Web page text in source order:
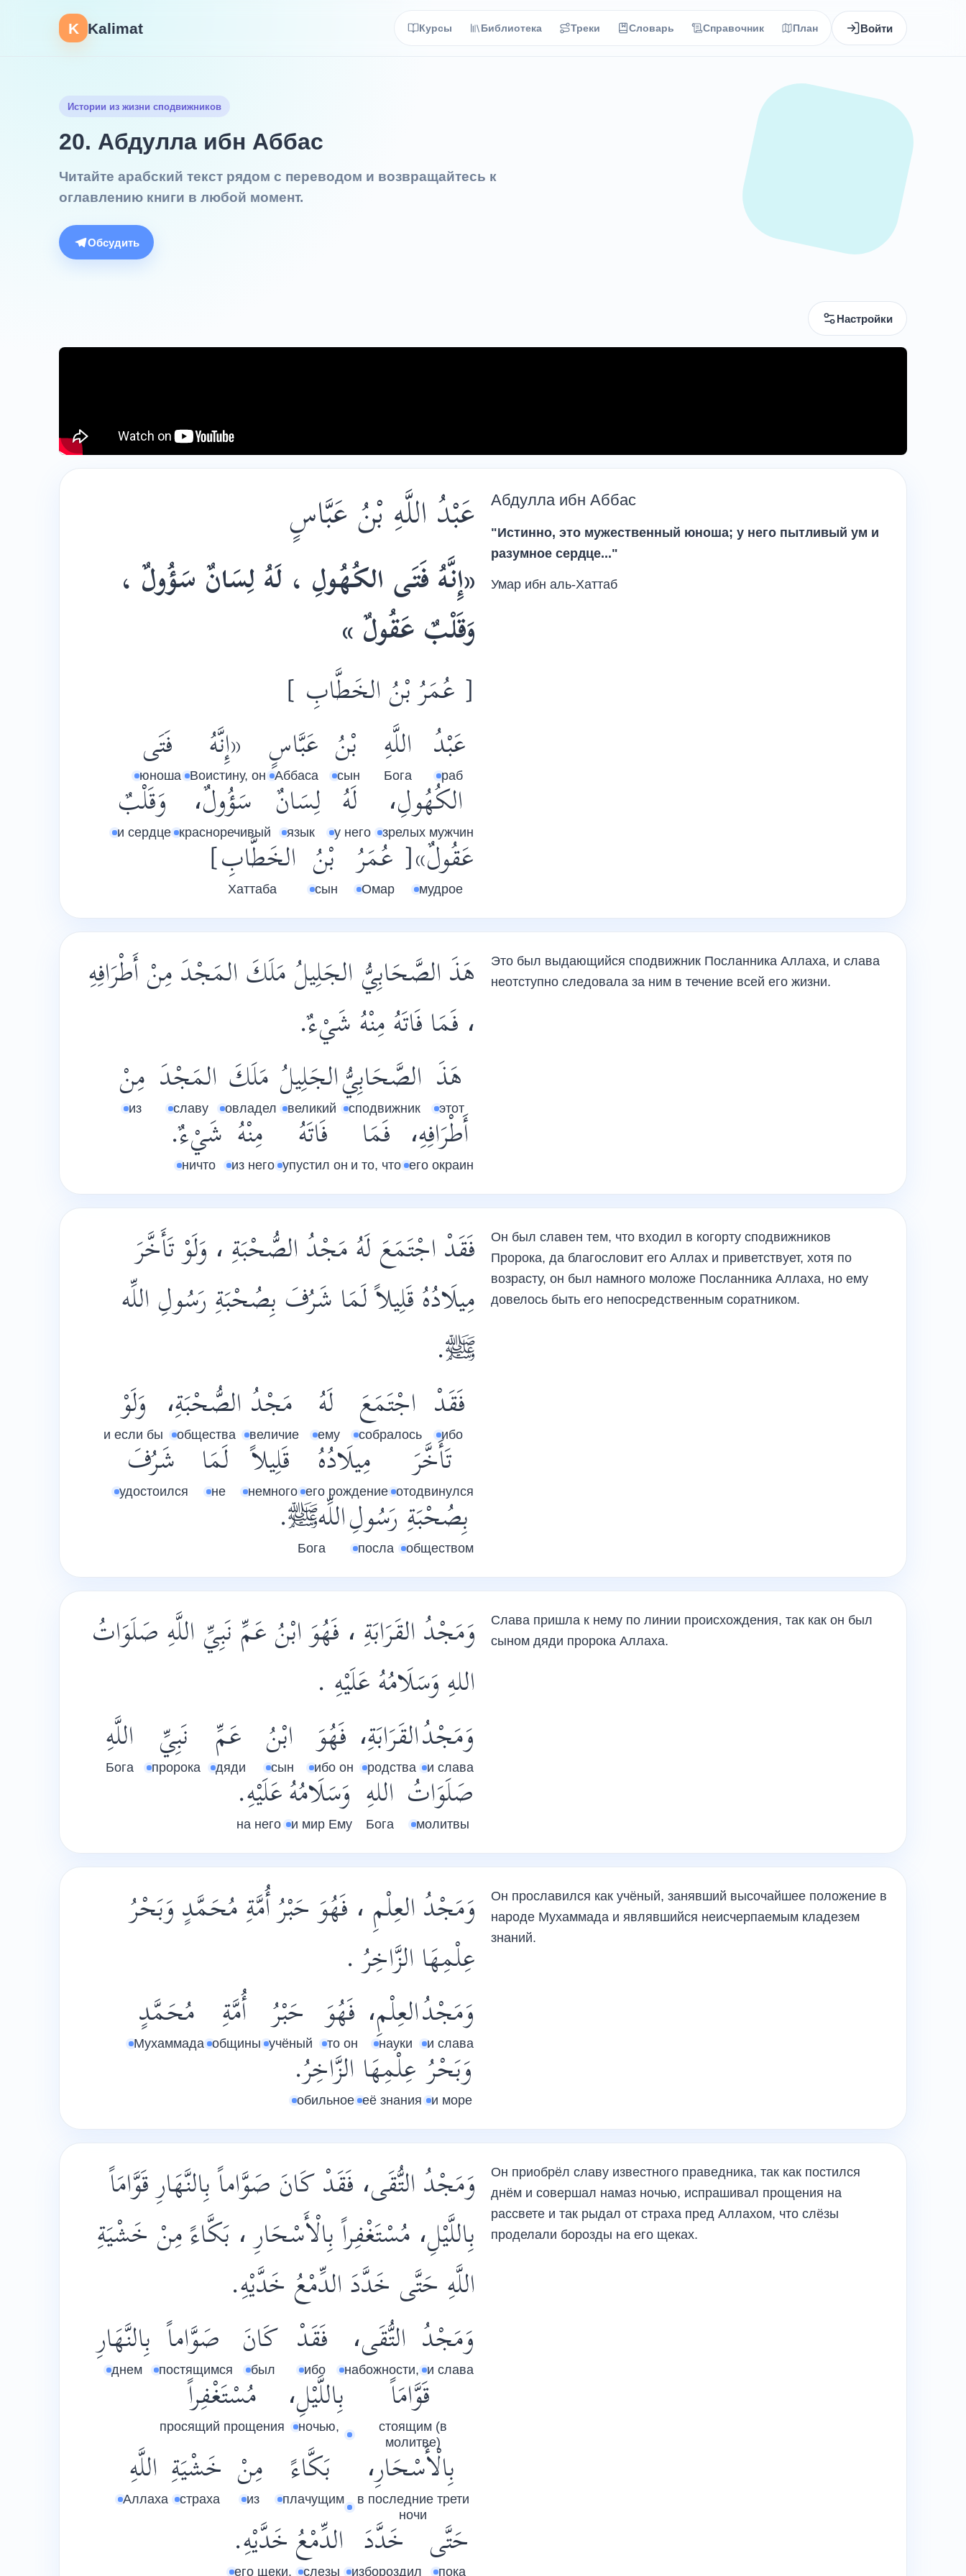
K Kalimat Курсы Библиотека Треки Словарь Справочник План Войти
Истории из жизни сподвижников
20. Абдулла ибн Аббас
Читайте арабский текст рядом с переводом и возвращайтесь к
оглавлению книги в любой момент.
Обсудить
Настройки
عَبْدُ اللَّهِ بْنُ عَبَّاسٍ
«إِنَّهُ فَتَى الكُهُولِ ، لَهُ لِسَانٌ سَؤُولٌ ،
وَقَلْبٌ عَقُولٌ »
[ عُمَرُ بْنُ الخَطَّابِ ]
عَبْدُ
раб
اللَّهِ
Бога
بْنُ
сын
عَبَّاسٍ
Аббаса
«إِنَّهُ
Воистину, он
فَتَى
юноша
الكُهُولِ،
зрелых мужчин
لَهُ
у него
لِسَانٌ
язык
سَؤُولٌ،
красноречивый
وَقَلْبٌ
и сердце
عَقُولٌ»[
мудрое
عُمَرُ
Омар
بْنُ
сын
الخَطَّابِ]
Хаттаба
Абдулла ибн Аббас
"Истинно, это мужественный юноша; у него пытливый ум и
разумное сердце..."
Умар ибн аль-Хаттаб
هَذَ الصَّحَابِيُّ الجَلِيلُ مَلَكَ المَجْدَ مِنْ أَطْرَافِهِ
، فَمَا فَاتَهُ مِنْهُ شَيْءٌ.
هَذَ
этот
الصَّحَابِيُّ
сподвижник
الجَلِيلُ
великий
مَلَكَ
овладел
المَجْدَ
славу
مِنْ
из
أَطْرَافِهِ،
его окраин
فَمَا
и то, что
فَاتَهُ
упустил он
مِنْهُ
из него
شَيْءٌ.
ничто
Это был выдающийся сподвижник Посланника Аллаха, и слава
неотступно следовала за ним в течение всей его жизни.
فَقَدْ اجْتَمَعَ لَهُ مَجْدُ الصُّحْبَةِ ، وَلَوْ تَأَخَّرَ
مِيلَادُهُ قَلِيلاً لَمَا شَرُفَ بِصُحْبَةِ رَسُولِ اللِّه
ﷺ.
فَقَدْ
ибо
اجْتَمَعَ
собралось
لَهُ
ему
مَجْدُ
величие
الصُّحْبَةِ،
общества
وَلَوْ
и если бы
تَأَخَّرَ
отодвинулся
مِيلَادُهُ
его рождение
قَلِيلاً
немного
لَمَا
не
شَرُفَ
удостоился
بِصُحْبَةِ
обществом
رَسُولِ
посла
اللِّهﷺ.
Бога
Он был славен тем, что входил в когорту сподвижников
Пророка, да благословит его Аллах и приветствует, хотя по
возрасту, он был намного моложе Посланника Аллаха, но ему
довелось быть его непосредственным соратником.
وَمَجْدُ القَرَابَةِ ، فَهُوَ ابْنُ عَمِّ نَبِيِّ اللَّهِ صَلَوَاتُ
اللهِ وَسَلَامُهُ عَلَيْهِ .
وَمَجْدُ
и слава
القَرَابَةِ،
родства
فَهُوَ
ибо он
ابْنُ
сын
عَمِّ
дяди
نَبِيِّ
пророка
اللَّهِ
Бога
صَلَوَاتُ
молитвы
اللهِ
Бога
وَسَلَامُهُ
и мир Ему
عَلَيْهِ.
на него
Слава пришла к нему по линии происхождения, так как он был
сыном дяди пророка Аллаха.
وَمَجْدُ العِلْمِ ، فَهُوَ حَبْرُ أُمَّةِ مُحَمَّدٍ وَبَحْرُ
عِلْمِهَا الزَّاخِرُ .
وَمَجْدُ
и слава
العِلْمِ،
науки
فَهُوَ
то он
حَبْرُ
учёный
أُمَّةِ
общины
مُحَمَّدٍ
Мухаммада
وَبَحْرُ
и море
عِلْمِهَا
её знания
الزَّاخِرُ.
обильное
Он прославился как учёный, занявший высочайшее положение в
народе Мухаммада и являвшийся неисчерпаемым кладезем
знаний.
وَمَجْدُ التُّقَى، فَقَدْ كَانَ صَوَّاماً بِالنَّهَارِ قَوَّامَاً
بِاللَّيْلِ، مُسْتَغْفِراً بِالْأَسْحَارِ ، بَكَّاءً مِنْ خَشْيَةِ
اللَّهِ حَتَّى خَدَّدَ الدِّمْعُ خَدَّيْهِ.
وَمَجْدُ
и слава
التُّقَى،
набожности,
فَقَدْ
ибо
كَانَ
был
صَوَّاماً
постящимся
بِالنَّهَارِ
днем
قَوَّامَاً
стоящим (в
молитве)
بِاللَّيْلِ،
ночью,
مُسْتَغْفِراً
просящий прощения
بِالْأَسْحَارِ،
в последние трети
ночи
بَكَّاءً
плачущим
مِنْ
из
خَشْيَةِ
страха
اللَّهِ
Аллаха
حَتَّى
пока
خَدَّدَ
избороздил
الدِّمْعُ
слезы
خَدَّيْهِ.
его щеки.
Он приобрёл славу известного праведника, так как постился
днём и совершал намаз ночью, испрашивал прощения на
рассвете и так рыдал от страха пред Аллахом, что слёзы
проделали борозды на его щеках.